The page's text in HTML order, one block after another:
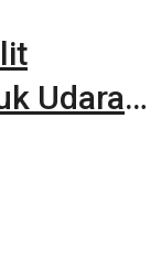
Udara